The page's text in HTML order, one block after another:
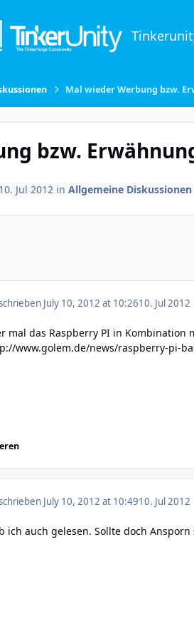
Mal wieder Werbung bzw.
bzw.
Jul 2012in Allgemeine Diskussionen
July 10, 2012 at 10:2610. Jul 2012
mal das Raspberry PI in Kombination
www.golem.de/news/raspberry-pi-
July 10, 2012 at 10:4910. Jul 2012
ich auch gelesen. Sollte doch Ansporn